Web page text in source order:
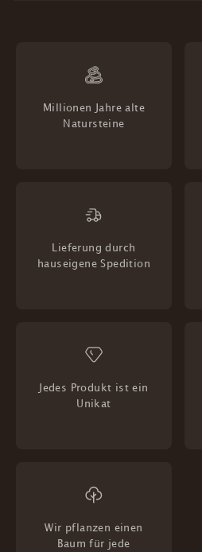
Millionen Jahre alte
Natursteine
Lieferung durch
hauseigene Spedition
Jedes Produkt ist ein
Unikat
Wir pflanzen einen
Baum für jede